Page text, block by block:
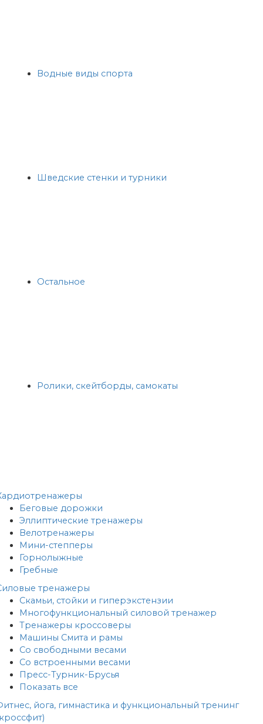
Водные виды спорта
Шведские стенки и турники
Остальное
Ролики, скейтборды, самокаты
Беговые дорожки
Эллиптические тренажеры
Велотренажеры
Мини-степперы
Горнолыжные
Гребные
тренажеры
Скамьи, стойки и гиперэкстензии
Многофункциональный силовой тренажер
Тренажеры кроссоверы
Машины Смита и рамы
Со свободными весами
Со встроенными весами
Пресс-Турник-Брусья
Показать все
йога, гимнастика и функциональный тренинг